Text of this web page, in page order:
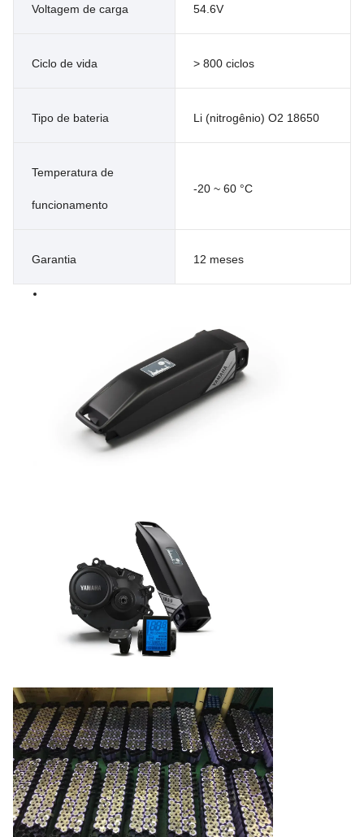
Voltagem de carga 54.6V
Ciclo de vida > 800 ciclos
Tipo de bateria Li (nitrogênio) O2 18650
Temperatura de
funcionamento
-20 ~ 60 °C
Garantia 12 meses